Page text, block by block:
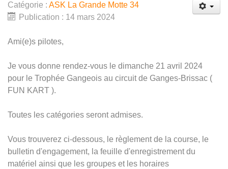
Catégorie : ASK La Grande Motte 34
Publication : 14 mars 2024
Ami(e)s pilotes,
Je vous donne rendez-vous le dimanche 21 avril 2024
pour le Trophée Gangeois au circuit de Ganges-Brissac (
FUN KART ).
Toutes les catégories seront admises.
Vous trouverez ci-dessous, le règlement de la course, le
bulletin d'engagement, la feuille d'enregistrement du
matériel ainsi que les groupes et les horaires